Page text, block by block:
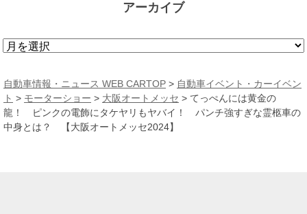
アーカイブ
ア
カ
イ
ブ
自動車情報・ニュース WEB CARTOP > 自動車イベント・カーイベン
ト > モーターショー > 大阪オートメッセ > てっぺんには黄金の
龍！ ピンクの電飾にタケヤリもヤバイ！ パンチ強すぎな霊柩車の
中身とは？ 【大阪オートメッセ2024】